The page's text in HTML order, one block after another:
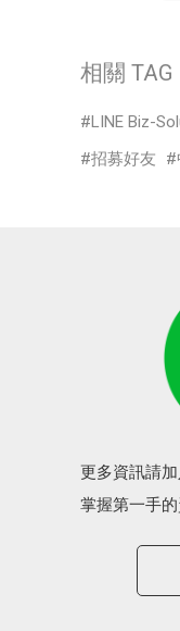
相關 TAG
LINE Biz-
招募好友
更多資訊請
掌握第一手的